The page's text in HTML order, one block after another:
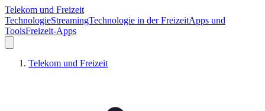
Telekom und Freizeit
TechnologieStreamingTechnologie in der FreizeitApps und
ToolsFreizeit-Apps
Telekom und Freizeit